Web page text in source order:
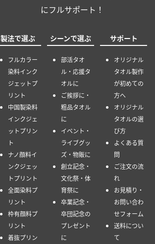
にフルサポート！
製法で選ぶ
フルカラー
染料インク
ジェットプ
リント
中国製染料
インクジェ
ットプリン
ト
ナノ顔料イ
ンクジェッ
トプリント
全面染料プ
リント
枠有顔料プ
リント
着抜プリン
シーンで選ぶ
部活タオ
ル・応援タ
オルに
ご挨拶に・
粗品タオル
に
イベント・
ライブグッ
ズ・物販に
創立記念・
文化祭・体
育祭に
卒業記念・
卒団記念の
プレゼント
に
サポート
オリジナル
タオル製作
が初めての
方へ
オリジナル
タオルの選
び方
よくある質
問
ご注文の流
れ
お見積り・
お問い合わ
せフォーム
送料につい
て